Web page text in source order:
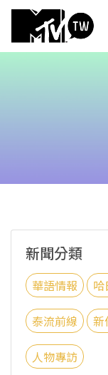
新聞分類
華語情報 哈
泰流前線 新
人物專訪